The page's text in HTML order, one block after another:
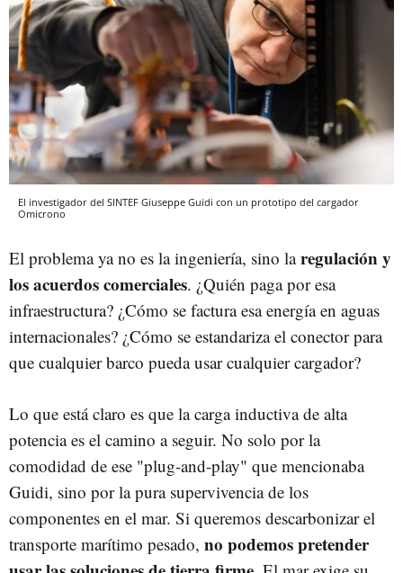
El investigador del SINTEF Giuseppe Guidi con un prototipo del cargador
Omicrono
El problema ya no es la ingeniería, sino laregulación y
los acuerdos comerciales. ¿Quién paga por esa
infraestructura? ¿Cómo se factura esa energía en aguas
internacionales? ¿Cómo se estandariza el conector para
que cualquier barco pueda usar cualquier cargador?
Lo que está claro es que la carga inductiva de alta
potencia es el camino a seguir. No solo por la
comodidad de ese "plug-and-play" que mencionaba
Guidi, sino por la pura supervivencia de los
componentes en el mar. Si queremos descarbonizar el
transporte marítimo pesado, no podemos pretender